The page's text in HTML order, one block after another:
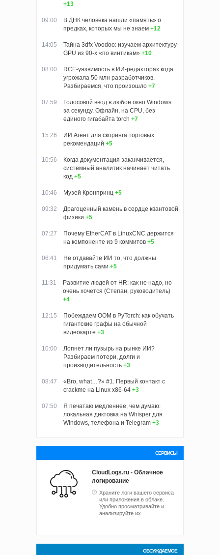
+13
09:00
В ДНК человека нашли «память» о
предках, которых мы не знаем +12
14:05
Тайна 3dfx Voodoo: изучаем архитектуру
GPU из 90-х «по винтикам» +10
08:00
RCE-уязвимость в ИИ-редакторах кода
угрожала 50 млн разработчиков.
Разбираемся, что произошло +7
07:59
Голосовой ввод в любое окно Windows
за секунду. Офлайн, на CPU, без
единого гигабайта torch +7
15:26
ИИ Агент для скоринга торговых
рекомендаций +5
10:56
Когда документация заканчивается,
системный аналитик начинает читать
код +5
10:46 Музей Кронпринц +5
09:32
Драгоценный камень в сердце квантовой
физики +5
07:27
Почему EtherCAT в LinuxCNC держится
на компоненте из 9 коммитов +5
06:41
Не отдавайте ИИ то, что должны
придумать сами +5
11:31
Развитие людей от HR: как не надо, но
очень хочется (Степан, руководитель)
+4
12:15
Побеждаем OOM в PyTorch: как обучать
гигантские графы на обычной
видеокарте +3
10:00
Лопнет ли пузырь на рынке ИИ?
Разбираем потери, долги и
производительность +3
08:47
«Bro, what…?» #1. Первый контакт с
crackme на Linux x86-64 +3
07:50
Я печатаю медленнее, чем думаю:
локальная диктовка на Whisper для
Windows, телефона и Telegram +3
СЕРВИСЫ
CloudLogs.ru - Облачное
логирование
Храните логи вашего сервиса
или приложения в облаке.
Удобно просматривайте и
анализируйте их.
ОБСУЖДАЕМОЕ